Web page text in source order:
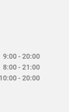
9:00 - 20:00
8:00 - 21:00
10:00 - 20:00